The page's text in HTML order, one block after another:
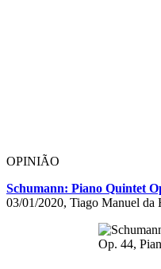
OPINIÃO
Schumann: Piano Quintet
03/01/2020, Tiago Manuel da